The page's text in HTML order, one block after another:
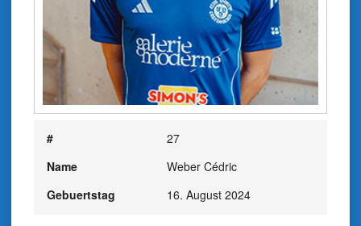
#
27
Name
Weber Cédric
Gebuertstag
16. August 2024